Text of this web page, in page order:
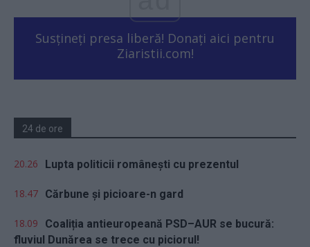
Susțineți presa liberă! Donați aici pentru
Ziaristii.com!
24 de ore
20.26 Lupta politicii românești cu prezentul
18.47 Cărbune și picioare-n gard
18.09
Coaliția antieuropeană PSD–AUR se bucură:
fluviul Dunărea se trece cu piciorul!